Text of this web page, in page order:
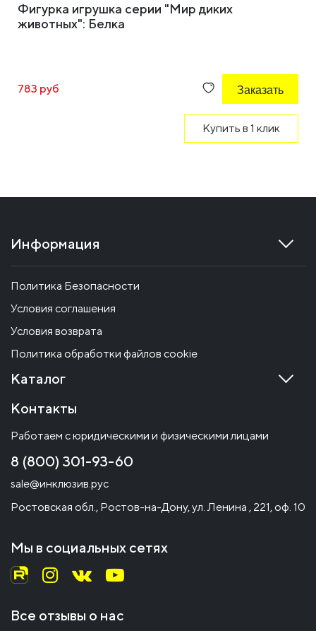
Фигурка игрушка серии "Мир диких
животных": Белка
783 руб Заказать
Купить в 1 клик
Информация
Политика Безопасности
Условия соглашения
Условия возврата
Политика обработки файлов cookie
Каталог
Контакты
Работаем с юридическими и физическими лицами
8 (800) 301-93-60
sale@инклюзив.рус
Ростовская обл., Ростов-на-Дону, ул. Ленина , 221, оф. 10
Мы в социальных сетях
Все отзывы о нас